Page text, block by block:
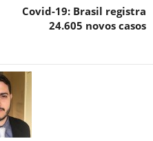
Covid-19: Brasil registra
24.605 novos casos